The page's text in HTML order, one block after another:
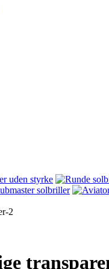
uden styrke
solbriller